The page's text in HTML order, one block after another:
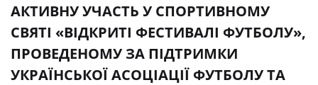
АКТИВНУ УЧАСТЬ У СПОРТИВНОМУ
СВЯТІ «ВІДКРИТІ ФЕСТИВАЛІ ФУТБОЛУ»,
ПРОВЕДЕНОМУ ЗА ПІДТРИМКИ
УКРАЇНСЬКОЇ АСОЦІАЦІЇ ФУТБОЛУ ТА